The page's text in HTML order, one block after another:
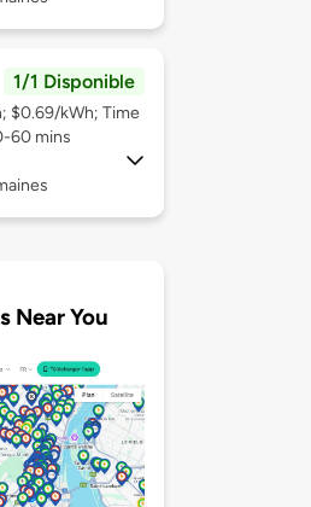
1/1 Disponible
$0.69/kWh; Time
60 mins
Near You